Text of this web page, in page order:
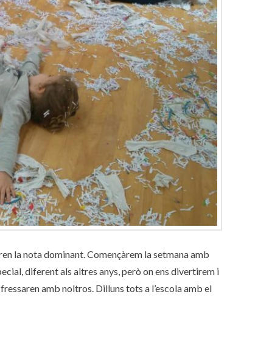
la nota dominant. Començàrem la setmana amb
diferent als altres anys, però on ens divertirem i
amb noltros. Dilluns tots a l’escola amb el